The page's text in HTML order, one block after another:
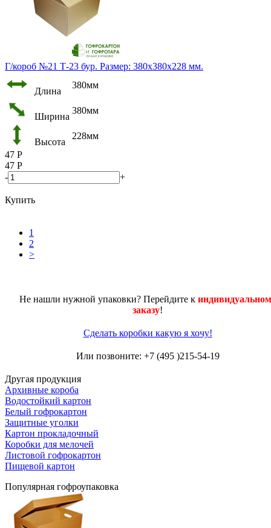
Г/короб №21 Т-23 бур. Размер: 380х380х228 мм.
Длина
380мм
Ширина
380мм
Высота
228мм
47 Р
47 Р
-
+
Купить
1
2
>
Не нашли нужной упаковки? Перейдите к
заказу!
Сделать коробки какую я хочу!
Или позвоните: +7 (495 )215-54-19
Другая продукция
Архивные короба
Водостойкий картон
Белый гофрокартон
Защитные уголки
Картон прокладочный
Коробки для мелочей
Листовой гофрокартон
Пищевой картон
Популярная гофроупаковка